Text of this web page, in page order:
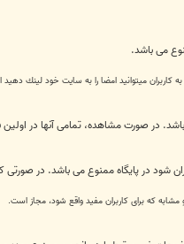
می باشد.
ميتوانيد امضا را به سايت خود لينك
در صورت مشاهده، تمامی آنها در
شود در پایگاه ممنوع می باشد. در
مشابه که برای کاربران مفید واقع شود، مجاز است.